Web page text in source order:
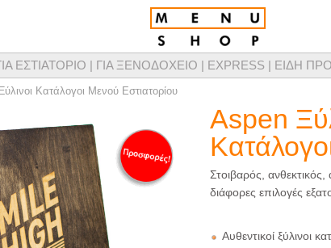
εξατομικευμένης σχεδίασης καταλόγων μενού, προϊόντων παρουσίασης
ΕΣΤΙΑΤΟΡΙΟ | ΓΙΑ ΞΕΝΟΔΟΧΕΙΟ | EXPRESS | ΕΙΔΗ
Κατάλογοι Μενού Εστιατορίου
Aspen
Στοιβαρός,
διάφορες επιλογές
Αυθεντικοί ξύλινοι